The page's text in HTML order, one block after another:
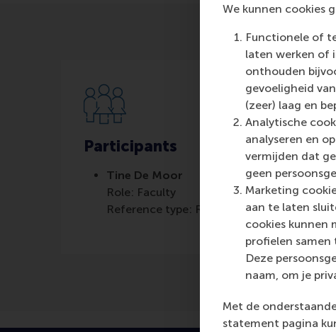
We kunnen cookies
Functionele of
laten werken of
onthouden
gevoeligheid
(zeer) laag en
Analytische
analyseren en
vermijden dat
geen
Marketing
aan te laten
cookies kunnen
profielen samen
Deze
naam, om je
Met de
statement pagina
Participants
Tine De Moor
Role: Faculty
Reference type: Referenced